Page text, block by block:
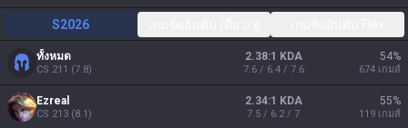
S2026
ทั้งหมด
CS 211 (7.8)
2.38:1 KDA
7.6 / 6.4 / 7.6
54%
674 เกมส์
Ezreal
CS 213 (8.1)
2.34:1 KDA
7.5 / 6.2 / 7
55%
119 เกมส์